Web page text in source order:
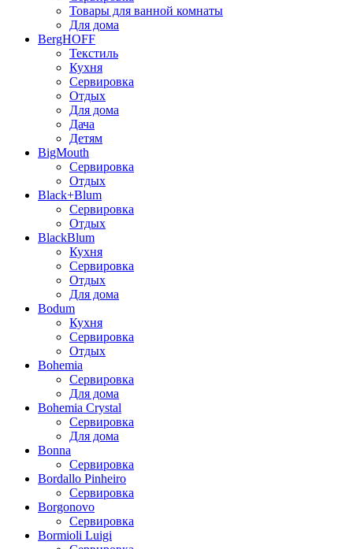
Товары для ванной комнаты
Для дома
BergHOFF
Текстиль
Кухня
Сервировка
Отдых
Для дома
Дача
Детям
BigMouth
Сервировка
Отдых
Black+Blum
Сервировка
Отдых
BlackBlum
Кухня
Сервировка
Отдых
Для дома
Bodum
Кухня
Сервировка
Отдых
Bohemia
Сервировка
Для дома
Bohemia Crystal
Сервировка
Для дома
Bonna
Сервировка
Bordallo Pinheiro
Сервировка
Borgonovo
Сервировка
Bormioli Luigi